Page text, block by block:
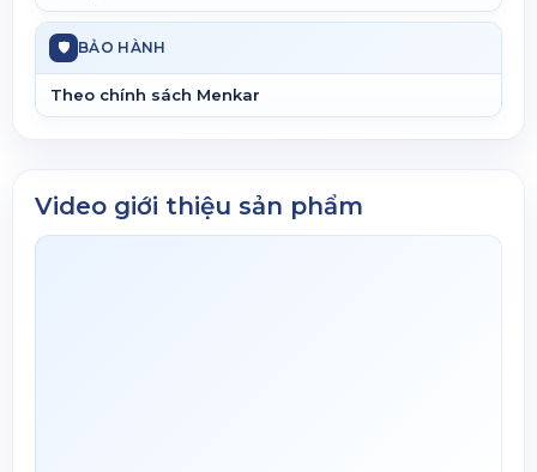
🛡 BẢO HÀNH
Theo chính sách Menkar
Video giới thiệu sản phẩm